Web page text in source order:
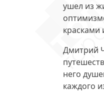
ушел из
красками
Дмитрий
него
каждого